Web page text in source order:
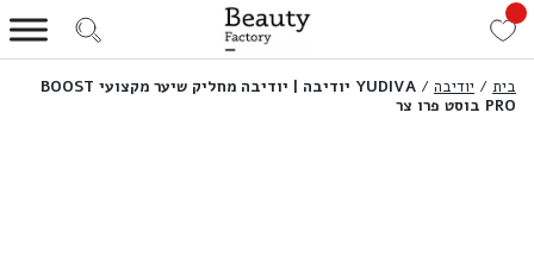
בית / יודיבה /
YUDIVA יודיבה | יודיבה מחליק שיער מקצועי BOOST
PRO בוסט פרו צר